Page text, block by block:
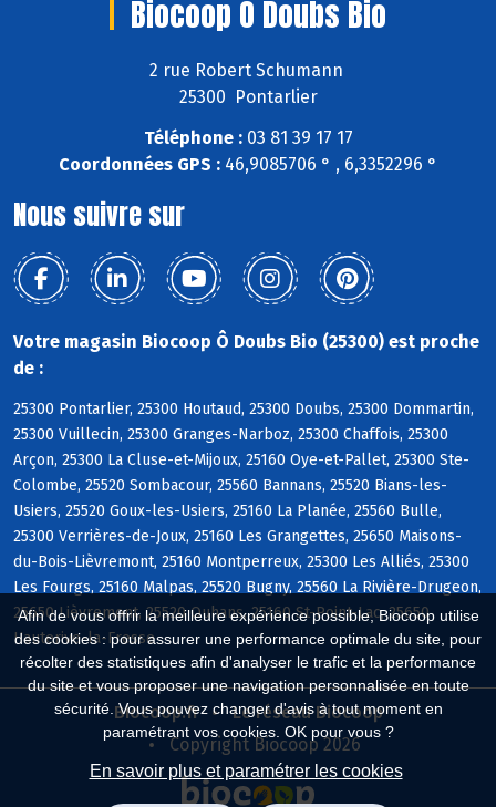
Afin de vous offrir la meilleure expérience possible, Biocoop utilise
des cookies : pour assurer une performance optimale du site, pour
récolter des statistiques afin d'analyser le trafic et la performance
du site et vous proposer une navigation personnalisée en toute
sécurité. Vous pouvez changer d'avis à tout moment en
paramétrant vos cookies. OK pour vous ?
En savoir plus et paramétrer les cookies
Biocoop Ô Doubs Bio
2 rue Robert Schumann
25300 Pontarlier
Téléphone :03 81 39 17 17
Coordonnées GPS : 46,9085706 ° , 6,3352296 °
Nous suivre sur
Votre magasin Biocoop Ô Doubs Bio (25300) est proche
de :
25300 Pontarlier, 25300 Houtaud, 25300 Doubs, 25300 Dommartin,
25300 Vuillecin, 25300 Granges-Narboz, 25300 Chaffois, 25300
Arçon, 25300 La Cluse-et-Mijoux, 25160 Oye-et-Pallet, 25300 Ste-
Colombe, 25520 Sombacour, 25560 Bannans, 25520 Bians-les-
Usiers, 25520 Goux-les-Usiers, 25160 La Planée, 25560 Bulle,
25300 Verrières-de-Joux, 25160 Les Grangettes, 25650 Maisons-
du-Bois-Lièvremont, 25160 Montperreux, 25300 Les Alliés, 25300
Les Fourgs, 25160 Malpas, 25520 Bugny, 25560 La Rivière-Drugeon,
25650 Lièvremont, 25520 Ouhans, 25160 St-Point-Lac, 25650
Hauterive-la-Fresse
Biocoop.fr
Le réseau Biocoop
Copyright Biocoop 2026